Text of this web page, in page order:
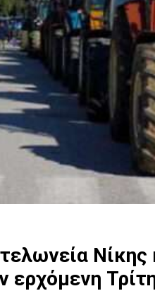
Νίκης
ερχόμενη